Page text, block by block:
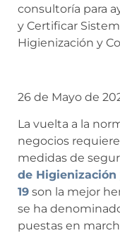
consultoría para
y Certificar
Higienización y
26 de Mayo de
La vuelta a la
negocios
medidas de
de Higienización
19 son la mejor
se ha
puestas en